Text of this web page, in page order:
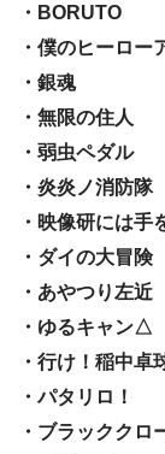
・BORUTO
・僕のヒーロー
・銀魂
・無限の住人
・弱虫ペダル
・炎炎ノ消防隊
・映像研には手
・ダイの大冒険
・あやつり左近
・ゆるキャン△
・行け！稲中卓
・パタリロ！
・ブラッククロ